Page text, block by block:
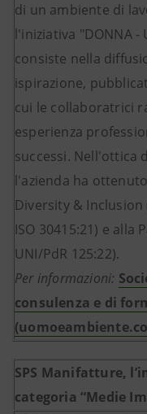
di un ambiente di
l'iniziativa "DONNA -
consiste nella
ispirazione,
cui le collaboratrici
esperienza
successi. Nell'ottica
l'azienda ha
Diversity &
ISO 30415:21) e alla
UNI/PdR 125:22).
Per informazioni:
consulenza e di
SPS Manifatture,
categoria “Medie